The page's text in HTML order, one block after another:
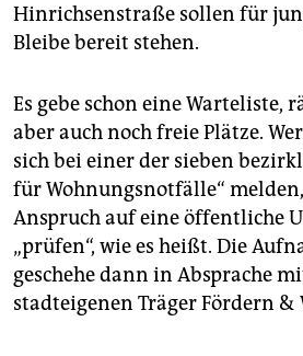
Hinrichsenstraße sollen für
Bleibe bereit stehen.
Es gebe schon eine Warteliste,
aber auch noch freie Plätze.
sich bei einer der sieben
für Wohnungsnotfälle“
Anspruch auf eine öffentliche
„prüfen“, wie es heißt. Die
geschehe dann in Absprache
stadteigenen Träger Fördern &